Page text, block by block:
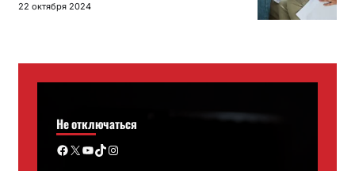
22 октября 2024
Не отключаться
Facebook X YouTube TikTok Instagram